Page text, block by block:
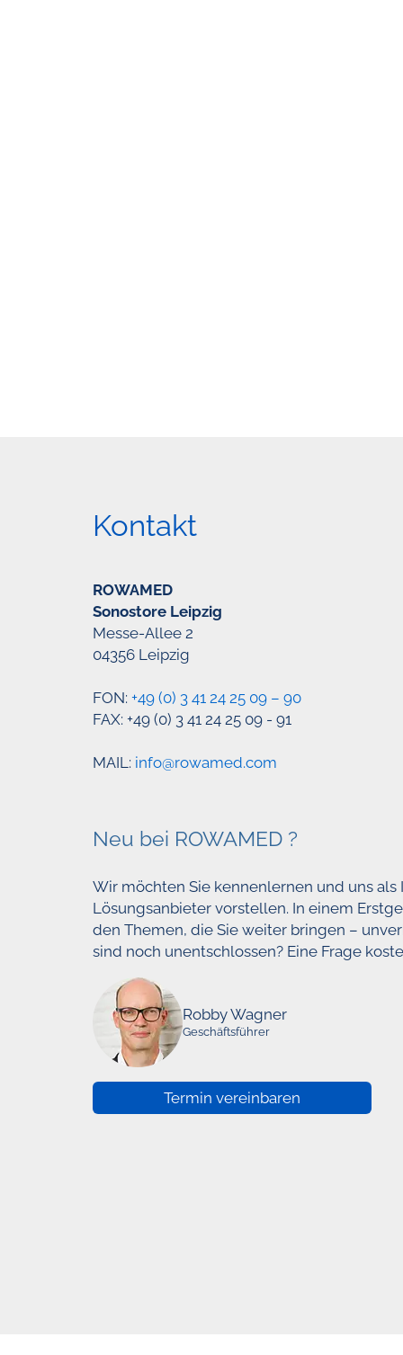
Kontakt
ROWAMED
Sonostore Leipzig
Messe-Allee 2
04356 Leipzig
FON:+49 (0) 3 41 24 25 09 – 90
FAX: +49 (0) 3 41 24 25 09 - 91
MAIL: info@rowamed.com
Neu bei ROWAMED ?
Wir möchten Sie kennenlernen und uns als
Lösungsanbieter vorstellen. In einem
den Themen, die Sie weiter bringen –
sind noch unentschlossen? Eine Frage
Robby Wagner
Geschäftsführer
Termin vereinbaren